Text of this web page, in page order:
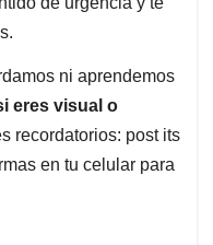
ni aprendemos
eres visual o
recordatorios: post its
en tu celular para